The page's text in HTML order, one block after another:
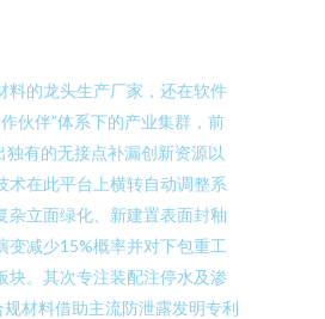
料的龙头生产厂家，还在软件
伙伴”体系下的产业集群，前
有的无接点补漏创新资源以
术在此平台上横转自动调整系
杂立面绿化、新建置表面封釉
变减少15%概率并对下包重工
块。其次专注装配注停水及渗
材料借助主流防泄露发明专利